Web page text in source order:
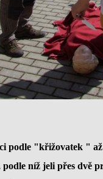
podle "křižovatek "
níž jeli přes dvě